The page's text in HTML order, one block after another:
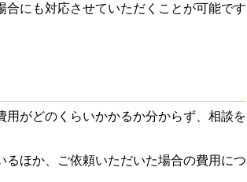
にも対応させていただくことが可能です
がどのくらいかかるか分からず、相談を
ほか、ご依頼いただいた場合の費用につ